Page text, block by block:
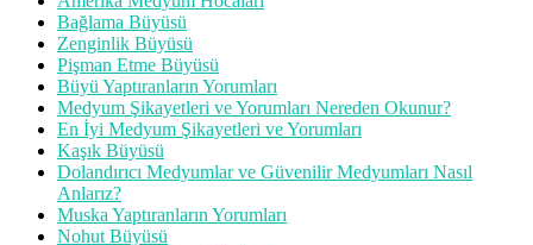
Bağlama Büyüsü
Zenginlik Büyüsü
Pişman Etme Büyüsü
Büyü Yaptıranların Yorumları
Medyum Şikayetleri ve Yorumları Nereden Okunur?
En İyi Medyum Şikayetleri ve Yorumları
Kaşık Büyüsü
Dolandırıcı Medyumlar ve Güvenilir Medyumları Nasıl
Anlarız?
Muska Yaptıranların Yorumları
Nohut Büyüsü